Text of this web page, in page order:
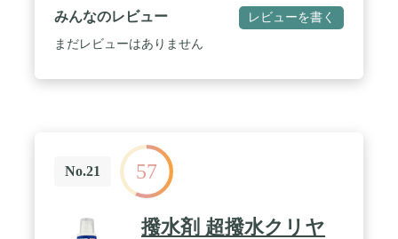
類は1枚のみ。※縦型洗濯機の場合は、約1.5倍の使
用量が目安になります。 / 部門名: ユニセックス大
人 / 発売年・モデルイヤー: 2020
みんなのレビュー レビューを書く
まだレビューはありません
No.21 57
撥水剤 超撥水クリヤ